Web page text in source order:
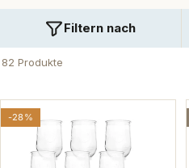
82 Produkte
Filtern nach
-28%